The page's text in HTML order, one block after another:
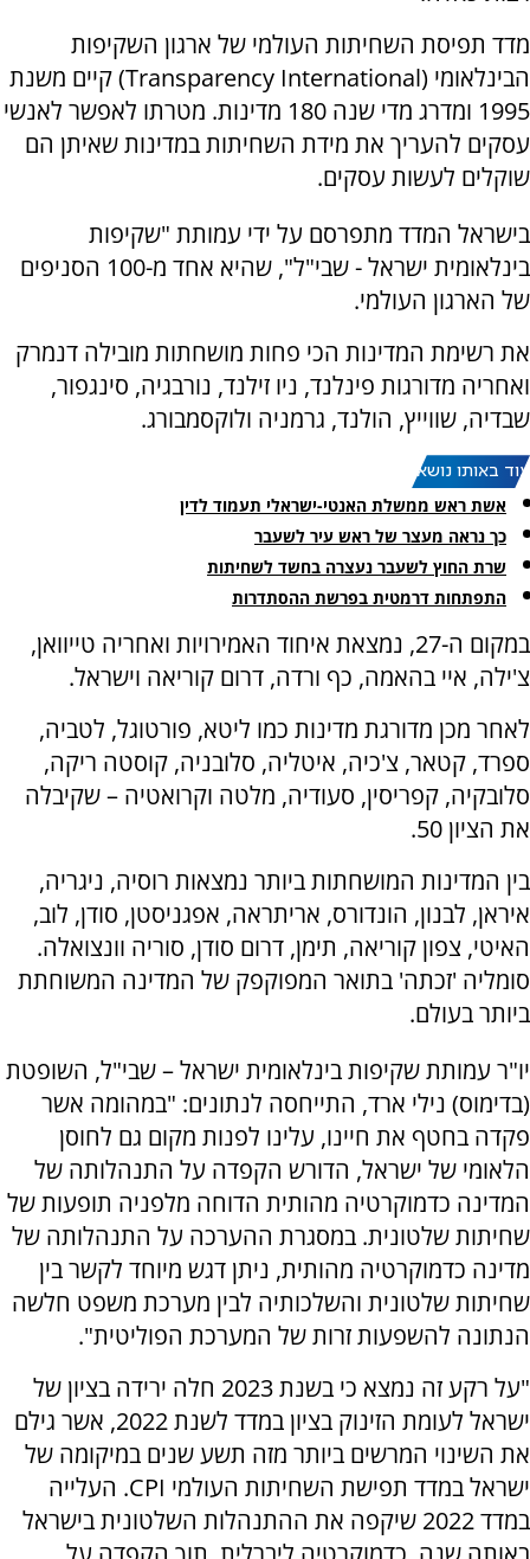
מדד תפיסת השחיתות העולמי של ארגון השקיפות
הבינלאומי (Transparency International) קיים משנת
1995 ומדרג מדי שנה 180 מדינות. מטרתו לאפשר לאנשי
עסקים להעריך את מידת השחיתות במדינות שאיתן הם
שוקלים לעשות עסקים.
בישראל המדד מתפרסם על ידי עמותת "שקיפות
בינלאומית ישראל - שבי"ל", שהיא אחד מ-100 הסניפים
של הארגון העולמי.
את רשימת המדינות הכי פחות מושחתות מובילה דנמרק
ואחריה מדורגות פינלנד, ניו זילנד, נורבגיה, סינגפור,
שבדיה, שווייץ, הולנד, גרמניה ולוקסמבורג.
עוד באותו נושא:
אשת ראש ממשלת האנטי-ישראלי תעמוד לדין
כך נראה מעצר של ראש עיר לשעבר
שרת החוץ לשעבר נעצרה בחשד לשחיתות
התפתחות דרמטית בפרשת ההסתדרות
במקום ה-27, נמצאת איחוד האמירויות ואחריה טייוואן,
צ'ילה, איי בהאמה, כף ורדה, דרום קוריאה וישראל.
לאחר מכן מדורגת מדינות כמו ליטא, פורטוגל, לטביה,
ספרד, קטאר, צ'כיה, איטליה, סלובניה, קוסטה ריקה,
סלובקיה, קפריסין, סעודיה, מלטה וקרואטיה – שקיבלה
את הציון 50.
בין המדינות המושחתות ביותר נמצאות רוסיה, ניגריה,
איראן, לבנון, הונדורס, אריתראה, אפגניסטן, סודן, לוב,
האיטי, צפון קוריאה, תימן, דרום סודן, סוריה וונצואלה.
סומליה 'זכתה' בתואר המפוקפק של המדינה המשוחתת
ביותר בעולם.
יו"ר עמותת שקיפות בינלאומית ישראל – שבי"ל, השופטת
(בדימוס) נילי ארד, התייחסה לנתונים: "במהומה אשר
פקדה בחטף את חיינו, עלינו לפנות מקום גם לחוסן
הלאומי של ישראל, הדורש הקפדה על התנהלותה של
המדינה כדמוקרטיה מהותית הדוחה מלפניה תופעות של
שחיתות שלטונית. במסגרת ההערכה על התנהלותה של
מדינה כדמוקרטיה מהותית, ניתן דגש מיוחד לקשר בין
שחיתות שלטונית והשלכותיה לבין מערכת משפט חלשה
הנתונה להשפעות זרות של המערכת הפוליטית".
"על רקע זה נמצא כי בשנת 2023 חלה ירידה בציון של
ישראל לעומת הזינוק בציון במדד לשנת 2022, אשר גילם
את השינוי המרשים ביותר מזה תשע שנים במיקומה של
ישראל במדד תפישת השחיתות העולמי CPI. העלייה
במדד 2022 שיקפה את ההתנהלות השלטונית בישראל